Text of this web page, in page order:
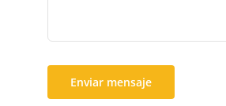
Enviar mensaje